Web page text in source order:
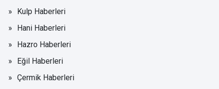
Kulp Haberleri
Hani Haberleri
Hazro Haberleri
Eğil Haberleri
Çermik Haberleri